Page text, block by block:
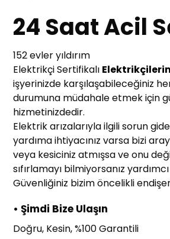
24 Saat Acil
152 evler yıldırım
Elektrikçi Sertifikalı
işyerinizde karşılaşabileceğiniz
durumuna müdahale etmek için
hizmetinizdedir.
Elektrik arızalarıyla ilgili sorun
yardıma ihtiyacınız varsa bizi
veya kesiciniz atmışsa ve onu
sıfırlamayı bilmiyorsanız
Güvenliğiniz bizim öncelikli
• Şimdi Bize Ulaşın
Doğru, Kesin, %100 Garantili